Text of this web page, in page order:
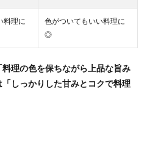
料理に
色がついてもいい料理に
◎
料理の色を保ちながら上品な旨み
しっかりした甘みとコクで料理